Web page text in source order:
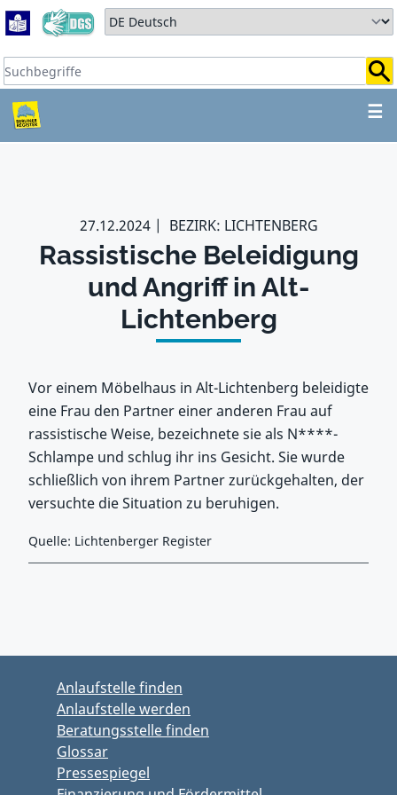
Zum Hauptbereich springen
Zum Hauptmenü springen
Sprache auswählen:
Suchbegriffe:
☰
ZUM HAUPTBEREICH
27.12.2024 BEZIRK: LICHTENBERG
Rassistische Beleidigung
und Angriff in Alt-
Lichtenberg
Vor einem Möbelhaus in Alt-Lichtenberg beleidigte
eine Frau den Partner einer anderen Frau auf
rassistische Weise, bezeichnete sie als N****-
Schlampe und schlug ihr ins Gesicht. Sie wurde
schließlich von ihrem Partner zurückgehalten, der
versuchte die Situation zu beruhigen.
Quelle: Lichtenberger Register
Anlaufstelle finden
Anlaufstelle werden
Beratungsstelle finden
Glossar
Pressespiegel